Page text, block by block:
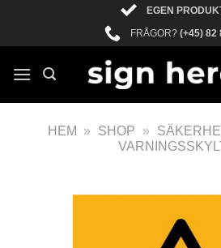
EGEN
FRÅGOR? (+45) 82
HEM » SHOP »